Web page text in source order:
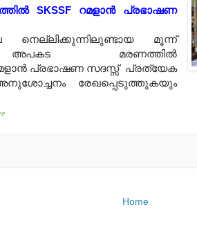
SKSSF റമളാന്‍ പ്രഭാഷണ
നെല്ലിക്കുന്നിലുണ്ടായ മൂന്ന്
അപകട മരണത്തില്‍
പ്രഭാഷണ സദസ്സ് പ്രത്യേക
രേഖപ്പെടുത്തുകയും
Home